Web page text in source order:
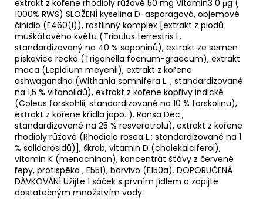
extrakt z kořene rhodioly růžové 50 mg Vitamin3 0 μg (
1000% RWS) SLOŽENÍ kyselina D-asparagová, objemové
činidlo (E460(i)), rostlinný komplex [extrakt z plodů
muškátového květu (Tribulus terrestris L.
standardizovaný na 40 % saponinů), extrakt ze semen
pískavice řecká (Trigonella foenum-graecum), extrakt
maca (Lepidium meyenii), extrakt z kořene
ashwagandha (Withania somnifera L. ; standardizované
na 1,5 % vitanolidů), extrakt z kořene kopřivy indické
(Coleus forskohlii; standardizované na 10 % forskolinu),
extrakt z kořene křídla japo. ). Ronsa Dec.;
standardizované na 25 % resveratrolu), extrakt z kořene
rhodioly růžové (Rhodiola rosea L.; standardizované na 1
% salidorosidů)], škrob, vitamin D (cholekalciferol),
vitamin K (menachinon), koncentrát šťávy z červené
řepy, protispěka , E551), barvivo (E150a). DOPORUČENÁ
DÁVKOVÁNÍ Užijte 1 sáček s prvním jídlem a zapijte
dostatečným množstvím vody.